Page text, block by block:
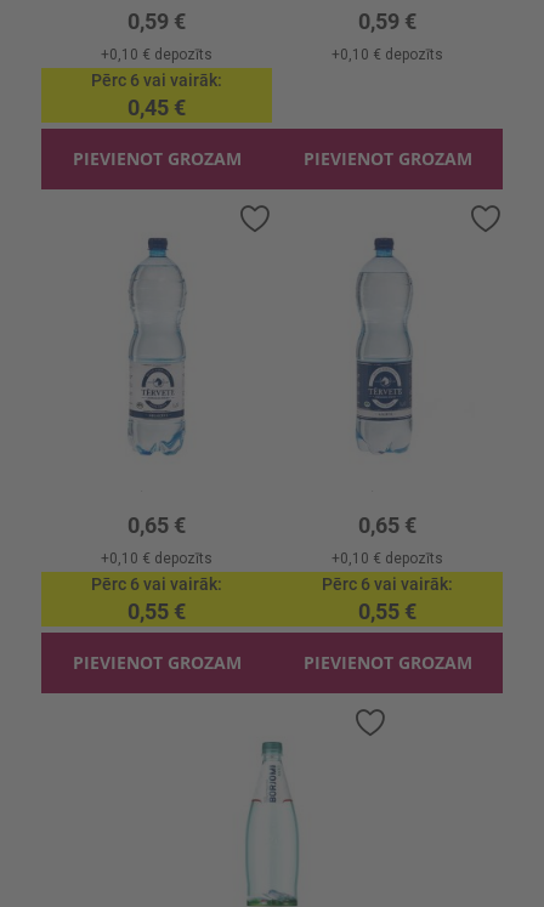
0,59 €
+0,10 € depozīts
Pērc 6 vai vairāk
0,45 €
PIEVIENOT GROZAM
0,59 €
+0,10 € depozīts
PIEVIENOT GROZAM
Minerālūdens Tērvete Neg.
0,65 €
+0,10 € depozīts
Pērc 6 vai vairāk
0,55 €
PIEVIENOT GROZAM
0,65 €
+0,10 € depozīts
Pērc 6 vai vairāk
0,55 €
PIEVIENOT GROZAM